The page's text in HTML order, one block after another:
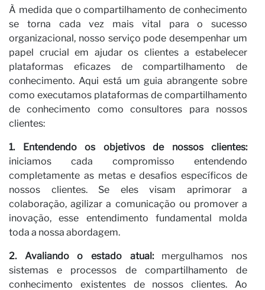
À medida que o compartilhamento de conhecimento
se torna cada vez mais vital para o sucesso
organizacional, nosso serviço pode desempenhar um
papel crucial em ajudar os clientes a estabelecer
plataformas eficazes de compartilhamento de
conhecimento. Aqui está um guia abrangente sobre
como executamos plataformas de compartilhamento
de conhecimento como consultores para nossos
clientes:
1. Entendendo os objetivos de nossos clientes:
iniciamos cada compromisso entendendo
completamente as metas e desafios específicos de
nossos clientes. Se eles visam aprimorar a
colaboração, agilizar a comunicação ou promover a
inovação, esse entendimento fundamental molda
toda a nossa abordagem.
2. Avaliando o estado atual:mergulhamos nos
sistemas e processos de compartilhamento de
conhecimento existentes de nossos clientes. Ao